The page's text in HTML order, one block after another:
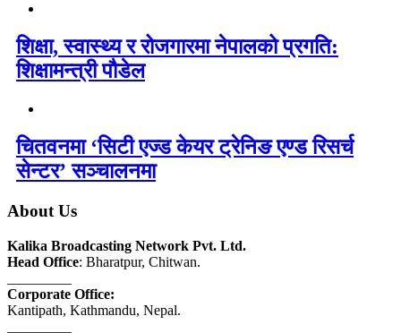
शिक्षा, स्वास्थ्य र रोजगारमा नेपालको प्रगति:
शिक्षामन्त्री पौडेल
चितवनमा ‘सिटी एज्ड केयर ट्रेनिङ एण्ड रिसर्च
सेन्टर’ सञ्चालनमा
About Us
Kalika Broadcasting Network Pvt. Ltd.
Head Office: Bharatpur, Chitwan.
Corporate Office:
Kantipath, Kathmandu, Nepal.